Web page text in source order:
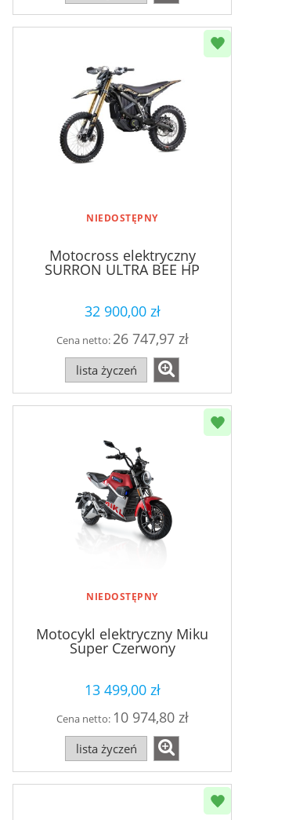
NIEDOSTĘPNY
Motocross elektryczny
SURRON ULTRA BEE HP
32 900,00 zł
Cena netto: 26 747,97 zł
lista życzeń
NIEDOSTĘPNY
Motocykl elektryczny Miku
Super Czerwony
13 499,00 zł
Cena netto: 10 974,80 zł
lista życzeń